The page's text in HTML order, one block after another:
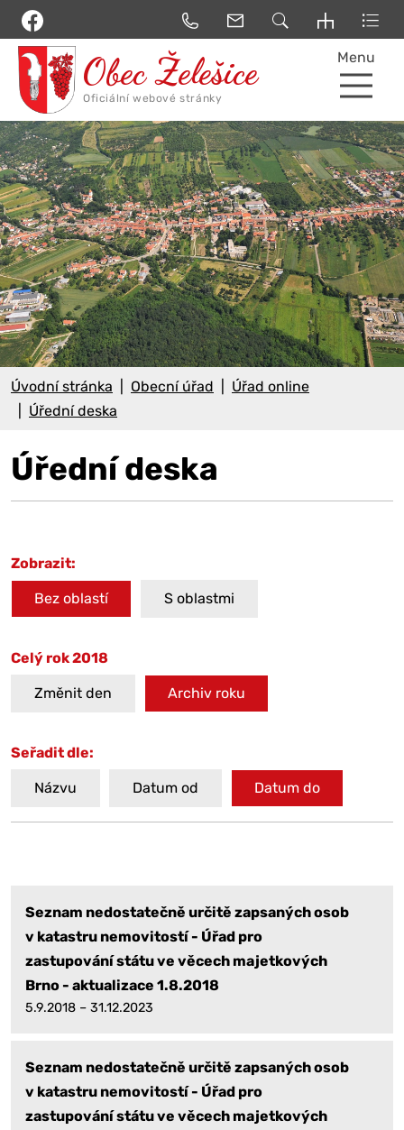
Menu
Úvodní stránka Obecní úřad
Úřad online
Úřední deska
Úřední deska
Zobrazit:
Bez oblastí S oblastmi
Celý rok 2018
Změnit den Archiv roku
Seřadit dle:
Názvu Datum od Datum do
Seznam nedostatečně určitě zapsaných osob
v katastru nemovitostí - Úřad pro
zastupování státu ve věcech majetkových
Brno - aktualizace 1.8.2018
5.9.2018 – 31.12.2023
Seznam nedostatečně určitě zapsaných osob
v katastru nemovitostí - Úřad pro
zastupování státu ve věcech majetkových